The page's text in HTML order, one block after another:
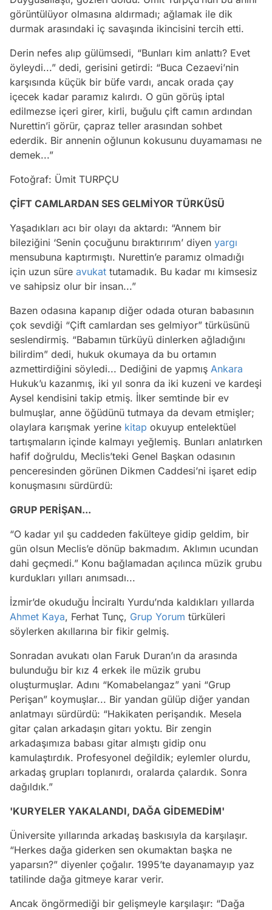
görüntülüyor olmasına aldırmadı; ağlamak ile dik
durmak arasındaki iç savaşında ikincisini tercih etti.
Derin nefes alıp gülümsedi, “Bunları kim anlattı? Evet
öyleydi...” dedi, gerisini getirdi: “Buca Cezaevi’nin
karşısında küçük bir büfe vardı, ancak orada çay
içecek kadar paramız kalırdı. O gün görüş iptal
edilmezse içeri girer, kirli, buğulu çift camın ardından
Nurettin’i görür, çapraz teller arasından sohbet
ederdik. Bir annenin oğlunun kokusunu duyamaması ne
demek...”
Fotoğraf: Ümit TURPÇU
ÇİFT CAMLARDAN SES GELMİYOR TÜRKÜSÜ
Yaşadıkları acı bir olayı da aktardı: “Annem bir
bileziğini ‘Senin çocuğunu bıraktırırım’ diyen yargı
mensubuna kaptırmıştı. Nurettin’e paramız olmadığı
için uzun süre avukat tutamadık. Bu kadar mı kimsesiz
ve sahipsiz olur bir insan...”
Bazen odasına kapanıp diğer odada oturan babasının
çok sevdiği “Çift camlardan ses gelmiyor” türküsünü
seslendirmiş. “Babamın türküyü dinlerken ağladığını
bilirdim” dedi, hukuk okumaya da bu ortamın
azmettirdiğini söyledi... Dediğini de yapmış Ankara
Hukuk’u kazanmış, iki yıl sonra da iki kuzeni ve kardeşi
Aysel kendisini takip etmiş. İlker semtinde bir ev
bulmuşlar, anne öğüdünü tutmaya da devam etmişler;
olaylara karışmak yerine kitap okuyup entelektüel
tartışmaların içinde kalmayı yeğlemiş. Bunları anlatırken
hafif doğruldu, Meclis’teki Genel Başkan odasının
penceresinden görünen Dikmen Caddesi’ni işaret edip
konuşmasını sürdürdü:
GRUP PERİŞAN...
“O kadar yıl şu caddeden fakülteye gidip geldim, bir
gün olsun Meclis’e dönüp bakmadım. Aklımın ucundan
dahi geçmedi.” Konu bağlamadan açılınca müzik grubu
kurdukları yılları anımsadı...
İzmir’de okuduğu İnciraltı Yurdu’nda kaldıkları yıllarda
Ahmet Kaya, Ferhat Tunç, Grup Yorum türküleri
söylerken akıllarına bir fikir gelmiş.
Sonradan avukatı olan Faruk Duran’ın da arasında
bulunduğu bir kız 4 erkek ile müzik grubu
oluşturmuşlar. Adını “Komabelangaz” yani “Grup
Perişan” koymuşlar... Bir yandan gülüp diğer yandan
anlatmayı sürdürdü: “Hakikaten perişandık. Mesela
gitar çalan arkadaşın gitarı yoktu. Bir zengin
arkadaşımıza babası gitar almıştı gidip onu
kamulaştırdık. Profesyonel değildik; eylemler olurdu,
arkadaş grupları toplanırdı, oralarda çalardık. Sonra
dağıldık.”
'KURYELER YAKALANDI, DAĞA GİDEMEDİM'
Üniversite yıllarında arkadaş baskısıyla da karşılaşır.
“Herkes dağa giderken sen okumaktan başka ne
yaparsın?” diyenler çoğalır. 1995’te dayanamayıp yaz
tatilinde dağa gitmeye karar verir.
Ancak öngörmediği bir gelişmeyle karşılaşır: “Dağa